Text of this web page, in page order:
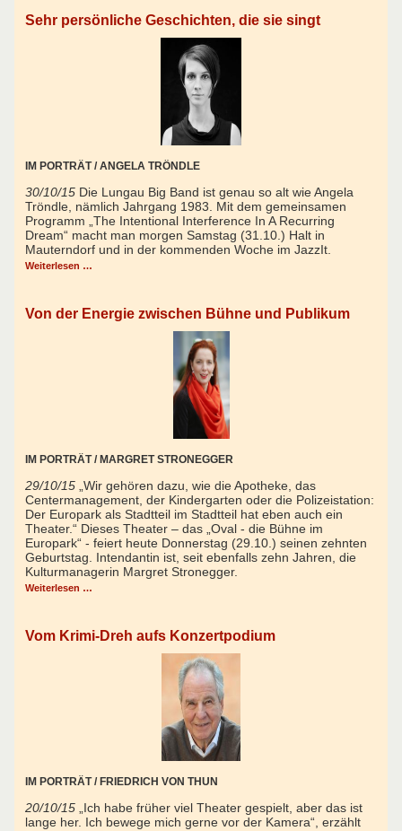
Sehr persönliche Geschichten, die sie singt
IM PORTRÄT / ANGELA TRÖNDLE
30/10/15 Die Lungau Big Band ist genau so alt wie Angela
Tröndle, nämlich Jahrgang 1983. Mit dem gemeinsamen
Programm „The Intentional Interference In A Recurring
Dream“ macht man morgen Samstag (31.10.) Halt in
Mauterndorf und in der kommenden Woche im JazzIt.
Weiterlesen …
Von der Energie zwischen Bühne und Publikum
IM PORTRÄT / MARGRET STRONEGGER
29/10/15 „Wir gehören dazu, wie die Apotheke, das
Centermanagement, der Kindergarten oder die Polizeistation:
Der Europark als Stadtteil im Stadtteil hat eben auch ein
Theater.“ Dieses Theater – das „Oval - die Bühne im
Europark“ - feiert heute Donnerstag (29.10.) seinen zehnten
Geburtstag. Intendantin ist, seit ebenfalls zehn Jahren, die
Kulturmanagerin Margret Stronegger.
Weiterlesen …
Vom Krimi-Dreh aufs Konzertpodium
IM PORTRÄT / FRIEDRICH VON THUN
20/10/15 „Ich habe früher viel Theater gespielt, aber das ist
lange her. Ich bewege mich gerne vor der Kamera“, erzählt